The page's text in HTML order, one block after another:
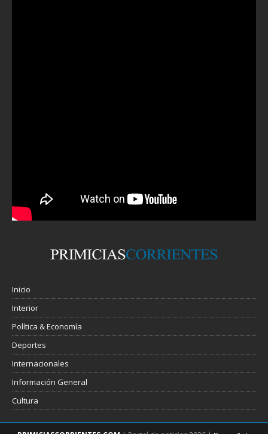
Inicio
Interior
Política & Economía
Deportes
Internacionales
Información General
Cultura